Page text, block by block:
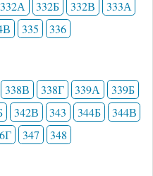
332А 332Б 332В
333А
335 336
338В 338Г 339А
339Б
342В 343 344Б
344В
347 348